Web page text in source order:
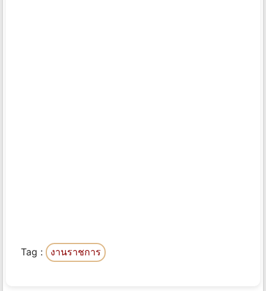
Tag : งานราชการ